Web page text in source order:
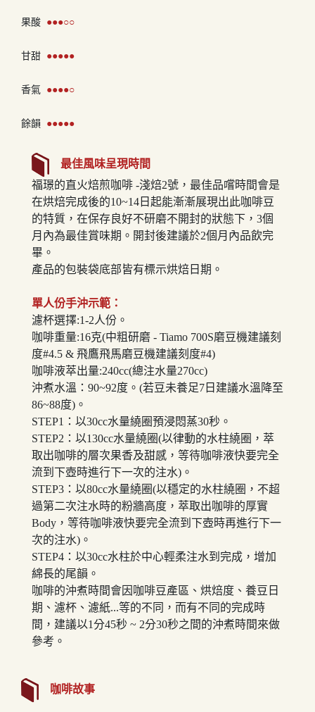
果酸 ●●●○○
甘甜 ●●●●●
香氣 ●●●●○
餘韻 ●●●●●
最佳風味呈現時間
福璟的直火焙煎咖啡 -淺焙2號，最佳品嚐時間會是
在烘焙完成後的10~14日起能漸漸展現出此咖啡豆
的特質，在保存良好不研磨不開封的狀態下，3個
月內為最佳賞味期。開封後建議於2個月內品飲完
畢。
產品的包裝袋底部皆有標示烘焙日期。
單人份手沖示範：
濾杯選擇:1-2人份。
咖啡重量:16克(中粗研磨 - Tiamo 700S磨豆機建議刻
度#4.5 & 飛鷹飛馬磨豆機建議刻度#4)
咖啡液萃出量:240cc(總注水量270cc)
沖煮水溫：90~92度。(若豆未養足7日建議水溫降至
86~88度)。
STEP1：以30cc水量繞圈預浸悶蒸30秒。
STEP2：以130cc水量繞圈(以律動的水柱繞圈，萃
取出咖啡的層次果香及甜感，等待咖啡液快要完全
流到下壺時進行下一次的注水)。
STEP3：以80cc水量繞圈(以穩定的水柱繞圈，不超
過第二次注水時的粉牆高度，萃取出咖啡的厚實
Body，等待咖啡液快要完全流到下壺時再進行下一
次的注水)。
STEP4：以30cc水柱於中心輕柔注水到完成，增加
綿長的尾韻。
咖啡的沖煮時間會因咖啡豆產區、烘焙度、養豆日
期、濾杯、濾紙...等的不同，而有不同的完成時
間，建議以1分45秒 ~ 2分30秒之間的沖煮時間來做
參考。
咖啡故事